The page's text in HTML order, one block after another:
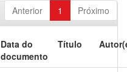
Anterior 1 Próximo
Data do
documento
Título